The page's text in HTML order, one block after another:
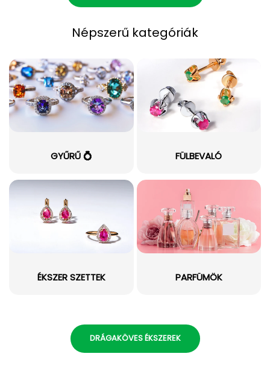
Népszerű kategóriák
GYŰRŰ 💍 FÜLBEVALÓ
ÉKSZER SZETTEK PARFÜMÖK
DRÁGAKÖVES ÉKSZEREK